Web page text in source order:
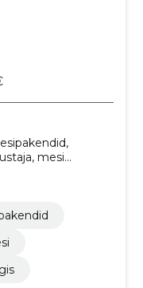
mesi
meetoodete